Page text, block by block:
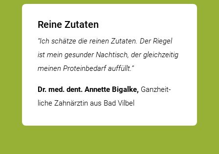
Reine Zutaten
“Ich schätze die reinen Zutaten. Der Riegel
ist mein gesunder Nachtisch, der gleich­zeitig
meinen Prote­in­bedarf auffüllt.”
Dr. med. dent. Annette Bigalke, Ganzheit­
liche Zahnärztin aus Bad Vilbel